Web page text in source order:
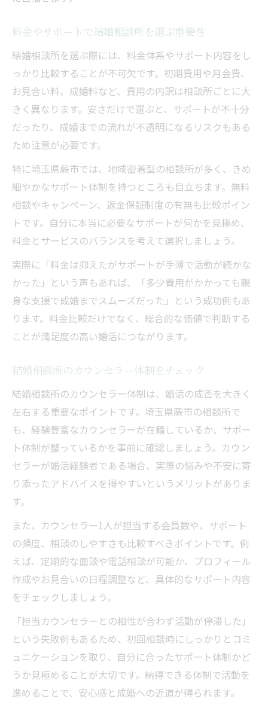
料金やサポートで結婚相談所を選ぶ重要性
結婚相談所を選ぶ際には、料金体系やサポート内容をし
っかり比較することが不可欠です。初期費用や月会費、
お見合い料、成婚料など、費用の内訳は相談所ごとに大
きく異なります。安さだけで選ぶと、サポートが不十分
だったり、成婚までの流れが不透明になるリスクもある
ため注意が必要です。
特に埼玉県蕨市では、地域密着型の相談所が多く、きめ
細やかなサポート体制を持つところも目立ちます。無料
相談やキャンペーン、返金保証制度の有無も比較ポイン
トです。自分に本当に必要なサポートが何かを見極め、
料金とサービスのバランスを考えて選択しましょう。
実際に「料金は抑えたがサポートが手薄で活動が続かな
かった」という声もあれば、「多少費用がかかっても親
身な支援で成婚までスムーズだった」という成功例もあ
ります。料金比較だけでなく、総合的な価値で判断する
ことが満足度の高い婚活につながります。
結婚相談所のカウンセラー体制をチェック
結婚相談所のカウンセラー体制は、婚活の成否を大きく
左右する重要なポイントです。埼玉県蕨市の相談所で
も、経験豊富なカウンセラーが在籍しているか、サポー
ト体制が整っているかを事前に確認しましょう。カウン
セラーが婚活経験者である場合、実際の悩みや不安に寄
り添ったアドバイスを得やすいというメリットがありま
す。
また、カウンセラー1人が担当する会員数や、サポート
の頻度、相談のしやすさも比較すべきポイントです。例
えば、定期的な面談や電話相談が可能か、プロフィール
作成やお見合いの日程調整など、具体的なサポート内容
をチェックしましょう。
「担当カウンセラーとの相性が合わず活動が停滞した」
という失敗例もあるため、初回相談時にしっかりとコミ
ュニケーションを取り、自分に合ったサポート体制かど
うか見極めることが大切です。納得できる体制で活動を
進めることで、安心感と成婚への近道が得られます。